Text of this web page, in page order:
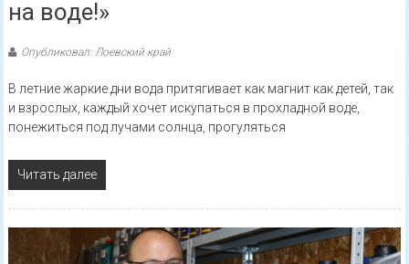
на воде!»
Опубликовал: Лоевский край
В летние жаркие дни вода притягивает как магнит как детей, так
и взрослых, каждый хочет искупаться в прохладной воде,
понежиться под лучами солнца, прогуляться
Читать далее